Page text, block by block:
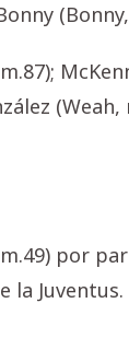
(Weah,
por
la Juventus.